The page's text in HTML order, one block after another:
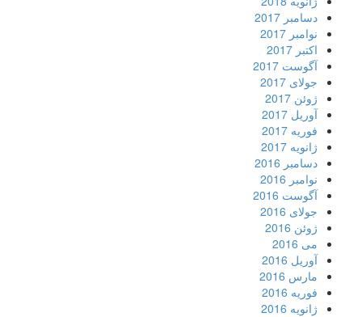
دسامبر 2017
نوامبر 2017
اکتبر 2017
آگوست 2017
جولای 2017
ژوئن 2017
آوریل 2017
فوریه 2017
ژانویه 2017
دسامبر 2016
نوامبر 2016
آگوست 2016
جولای 2016
ژوئن 2016
می 2016
آوریل 2016
مارس 2016
فوریه 2016
ژانویه 2016